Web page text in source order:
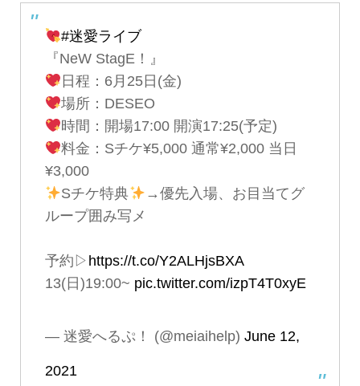
#迷愛ライブ
『NeW StagE！』
日程：6月25日(金)
場所：DESEO
時間：開場17:00 開演17:25(予定)
料金：Sチケ¥5,000 通常¥2,000 当日
¥3,000
Sチケ特典
→優先入場、お目当てグ
ループ囲み写メ
予約▷ https://t.co/Y2ALHjsBXA
13(日)19:00~ pic.twitter.com/izpT4T0xyE
— 迷愛へるぷ！ (@meiaihelp) June 12,
2021